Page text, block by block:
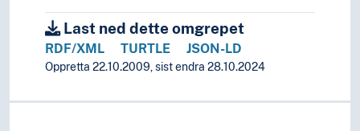
Last ned dette omgrepet
RDF/XML TURTLE JSON-LD
Oppretta 22.10.2009, sist endra 28.10.2024